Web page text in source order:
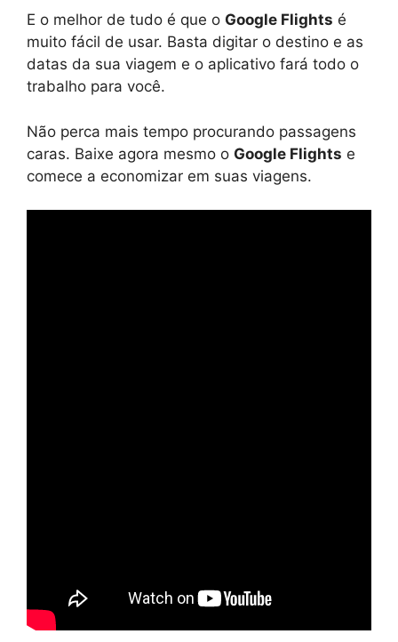
E o melhor de tudo é que o Google Flights é
muito fácil de usar. Basta digitar o destino e as
datas da sua viagem e o aplicativo fará todo o
trabalho para você.
Não perca mais tempo procurando passagens
caras. Baixe agora mesmo o Google Flights e
comece a economizar em suas viagens.